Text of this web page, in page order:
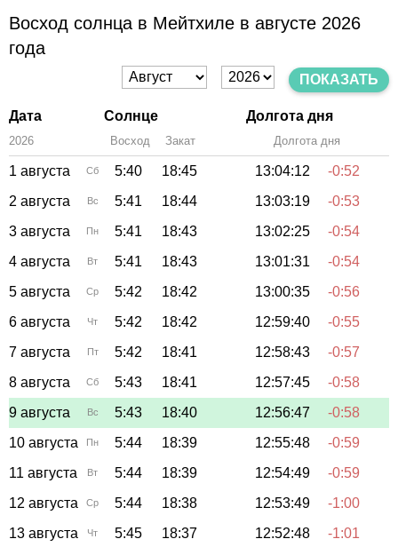
Восход солнца в Мейтхиле в августе 2026
года
ПОКАЗАТЬ
Дата Солнце Долгота дня
2026 Восход Закат Долгота дня
1 августа Сб 5:40 18:45 13:04:12
-0:52
2 августа
Вс 5:41 18:44 13:03:19
-0:53
3 августа
Пн 5:41 18:43 13:02:25
-0:54
4 августа
Вт 5:41 18:43 13:01:31
-0:54
5 августа
Ср 5:42 18:42 13:00:35
-0:56
6 августа
Чт 5:42 18:42 12:59:40
-0:55
7 августа
Пт 5:42 18:41 12:58:43
-0:57
8 августа
Сб 5:43 18:41 12:57:45
-0:58
9 августа
Вс 5:43 18:40 12:56:47
-0:58
10 августа
Пн 5:44 18:39 12:55:48
-0:59
11 августа
Вт 5:44 18:39 12:54:49
-0:59
12 августа
Ср 5:44 18:38 12:53:49
-1:00
13 августа
Чт 5:45 18:37 12:52:48
-1:01